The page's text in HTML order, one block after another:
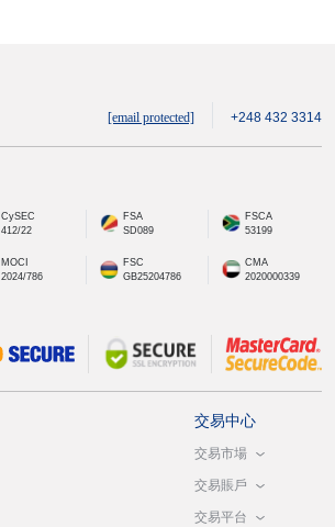
[email protected] +248 432 3314
CySEC
412/22
FSA
SD089
FSCA
53199
MOCI
2024/786
FSC
GB25204786
CMA
2020000339
交易中心
交易市場
交易賬戶
交易平台